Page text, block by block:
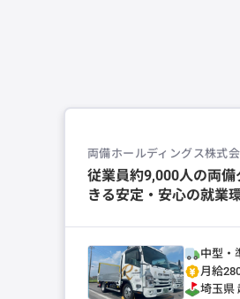
両備ホールディングス株式
従業員約9,000人の両
きる安定・安心の就業
中型・
(4t～)
月給
埼玉県